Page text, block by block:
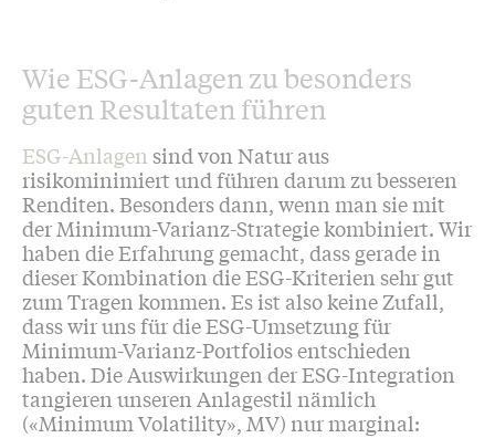
Wie ESG-Anlagen zu besonders
guten Resultaten führen
ESG-Anlagen sind von Natur aus
risikominimiert und führen darum zu besseren
Renditen. Besonders dann, wenn man sie mit
der Minimum-Varianz-Strategie kombiniert. Wir
haben die Erfahrung gemacht, dass gerade in
dieser Kombination die ESG-Kriterien sehr gut
zum Tragen kommen. Es ist also keine Zufall,
dass wir uns für die ESG-Umsetzung für
Minimum-Varianz-Portfolios entschieden
haben. Die Auswirkungen der ESG-Integration
tangieren unseren Anlagestil nämlich
(«Minimum Volatility», MV) nur marginal: